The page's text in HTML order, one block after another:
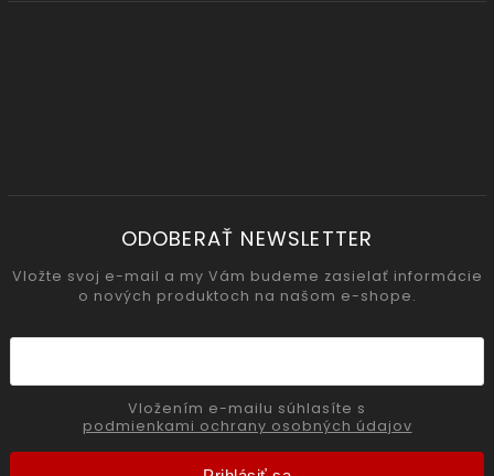
ODOBERAŤ NEWSLETTER
Vložte svoj e-mail a my Vám budeme zasielať informácie
o nových produktoch na našom e-shope.
podmienkami ochrany osobných údajov